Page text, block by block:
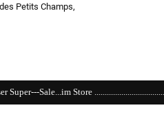
Petits Champs,